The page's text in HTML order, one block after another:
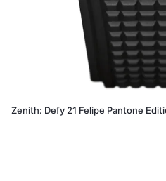
Zenith: Defy 21 Felipe Pantone